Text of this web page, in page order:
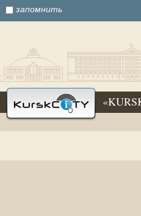
запомнить